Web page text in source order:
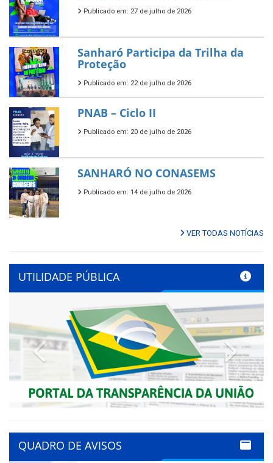
Publicado em: 27 de julho de 2026
Sanharó Participa da Trilha da
Proteção
Publicado em: 22 de julho de 2026
PNAB – Ciclo II
Publicado em: 20 de julho de 2026
SANHARÓ NO CONASEMS
Publicado em: 14 de julho de 2026
VER TODAS NOTÍCIAS
UTILIDADE PÚBLICA
Previous Next
QUADRO DE AVISOS